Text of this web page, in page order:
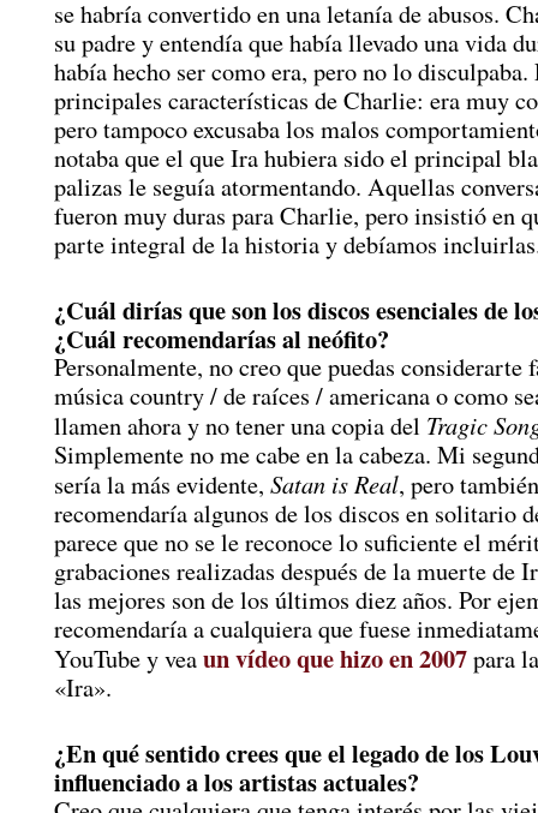
se habría convertido en una letanía de abusos.
su padre y entendía que había llevado una vida
había hecho ser como era, pero no lo disculpaba.
principales características de Charlie: era muy
pero tampoco excusaba los malos
notaba que el que Ira hubiera sido el principal
palizas le seguía atormentando. Aquellas
fueron muy duras para Charlie, pero insistió en
parte integral de la historia y debíamos
¿Cuál dirías que son los discos esenciales de
¿Cuál recomendarías al neófito?
Personalmente, no creo que puedas considerarte
música country / de raíces / americana o como
llamen ahora y no tener una copia del Tragic
Simplemente no me cabe en la cabeza. Mi
sería la más evidente, Satan is Real, pero también
recomendaría algunos de los discos en solitario
parece que no se le reconoce lo suficiente el
grabaciones realizadas después de la muerte de
las mejores son de los últimos diez años. Por
recomendaría a cualquiera que fuese
YouTube y veaun vídeo que hizo en 2007para
«Ira».
¿En qué sentido crees que el legado de los
influenciado a los artistas actuales?